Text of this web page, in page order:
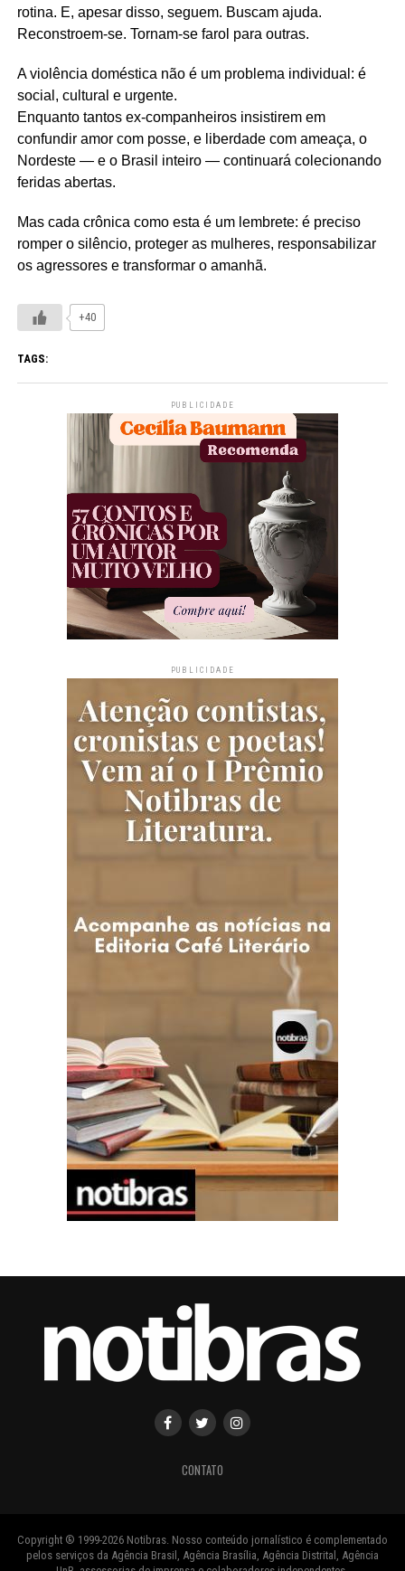
rotina. E, apesar disso, seguem. Buscam ajuda.
Reconstroem-se. Tornam-se farol para outras.
A violência doméstica não é um problema individual: é
social, cultural e urgente.
Enquanto tantos ex-companheiros insistirem em
confundir amor com posse, e liberdade com ameaça, o
Nordeste — e o Brasil inteiro — continuará colecionando
feridas abertas.
Mas cada crônica como esta é um lembrete: é preciso
romper o silêncio, proteger as mulheres, responsabilizar
os agressores e transformar o amanhã.
+40
TAGS:
PUBLICIDADE
PUBLICIDADE
CONTATO
Copyright ® 1999-2026 Notibras. Nosso conteúdo jornalístico é complementado
pelos serviços da Agência Brasil, Agência Brasília, Agência Distrital, Agência